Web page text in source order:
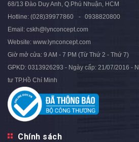
68/13 Đào Duy Anh, Q.Phú Nhuận, HCM
Hotline: (028)39977860
0938820800
Email: cskh@lynconcept.com
Website: www.lynconcept.com
Giờ mở cửa: 9 AM - 7 PM (Từ Thứ 2 - Thứ 7)
GPKD: 0313926293 - Ngày cấp: 21/07/2016 -
tư TP.Hồ Chí Minh
Chính sách